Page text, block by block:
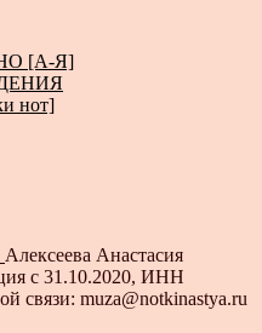
[А-Я]
нот]
Алексеева Анастасия
с 31.10.2020, ИНН
связи: muza@notkinastya.ru